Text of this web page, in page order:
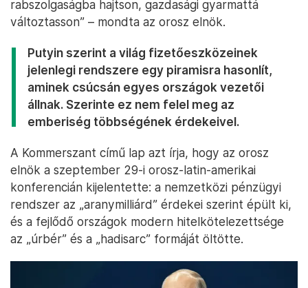
rabszolgaságba hajtson, gazdasági gyarmattá
változtasson” – mondta az orosz elnök.
Putyin szerint a világ fizetőeszközeinek
jelenlegi rendszere egy piramisra hasonlít,
aminek csúcsán egyes országok vezetői
állnak. Szerinte ez nem felel meg az
emberiség többségének érdekeivel.
A Kommerszant című lap azt írja, hogy az orosz
elnök a szeptember 29-i orosz-latin-amerikai
konferencián kijelentette: a nemzetközi pénzügyi
rendszer az „aranymilliárd” érdekei szerint épült ki,
és a fejlődő országok modern hitelkötelezettsége
az „úrbér” és a „hadisarc” formáját öltötte.